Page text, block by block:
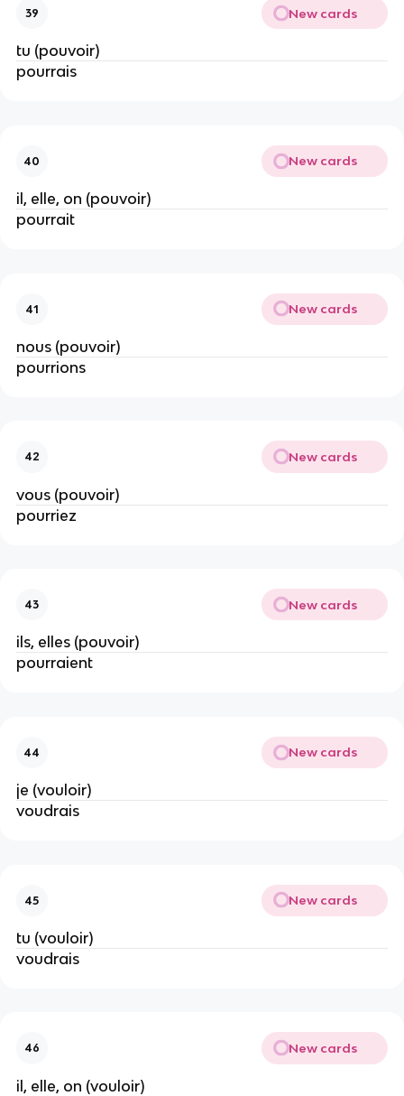
39 New cards
tu (pouvoir)
pourrais
40 New cards
il, elle, on (pouvoir)
pourrait
41 New cards
nous (pouvoir)
pourrions
42 New cards
vous (pouvoir)
pourriez
43 New cards
ils, elles (pouvoir)
pourraient
44 New cards
je (vouloir)
voudrais
45 New cards
tu (vouloir)
voudrais
46 New cards
il, elle, on (vouloir)